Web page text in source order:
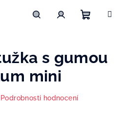
košík
s gumou
mini
Podrobnosti hodnocení